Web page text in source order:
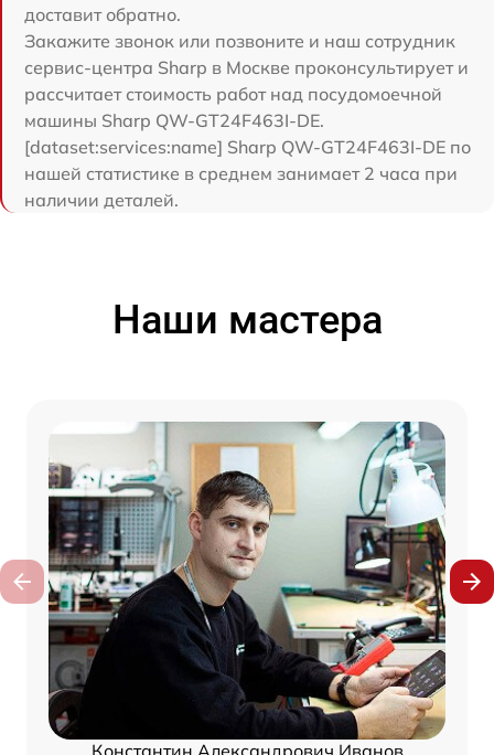
доставит обратно.
Закажите звонок или позвоните и наш сотрудник
сервис-центра Sharp в Москве проконсультирует и
рассчитает стоимость работ над посудомоечной
машины Sharp QW-GT24F463I-DE.
[dataset:services:name] Sharp QW-GT24F463I-DE по
нашей статистике в среднем занимает 2 часа при
наличии деталей.
Наши мастера
Константин Александрович Иванов